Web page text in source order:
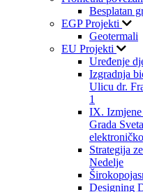
Besplatan
EGP Projekti
Geotermali
EU Projekti
Uređenje
Izgradnja
Ulicu dr.
1
IX. Izmjene
Grada
Strategija
Nedelje
Designing